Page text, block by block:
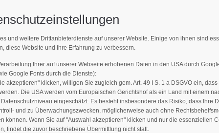
Mailadresse)
Support
Lorem ipsum dolor sit amet:
24h/
365days
376-
+44
FINDEN
Sie den Fachbetrieb in Ihrer
und weitere Drittanbieterdienste auf unserer Website. Einige von ihnen sind
diese Website und Ihre Erfahrung zu verbessern.
Ihrer auf unserer Webseite erhobenen Daten in den USA durch
Google Fonts durch die Dienste):
akzeptieren" klicken, willigen Sie zugleich gem. Art. 49 I S. 1 a DSGVO ein,
Die USA werden vom Europäischen Gerichtshof als ein Land mit einem
eingeschätzt. Es besteht insbesondere das Risiko, dass Ihre
und zu Überwachungszwecken, möglicherweise auch ohne
können. Wenn Sie auf "Auswahl akzeptieren" klicken und nur die essenziellen
findet die zuvor beschriebene Übermittlung nicht statt.